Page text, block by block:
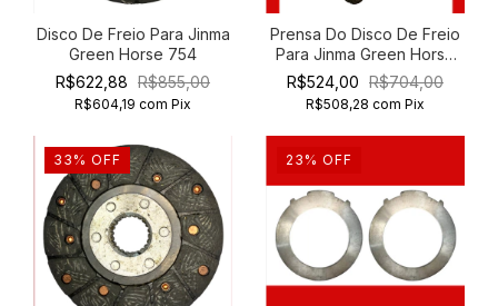
Disco De Freio Para Jinma
Green Horse 754
R$622,88 R$855,00
R$604,19 com Pix
Prensa Do Disco De Freio
Para Jinma Green Horse
754
R$524,00 R$704,00
R$508,28 com Pix
33 % OFF 23 % OFF